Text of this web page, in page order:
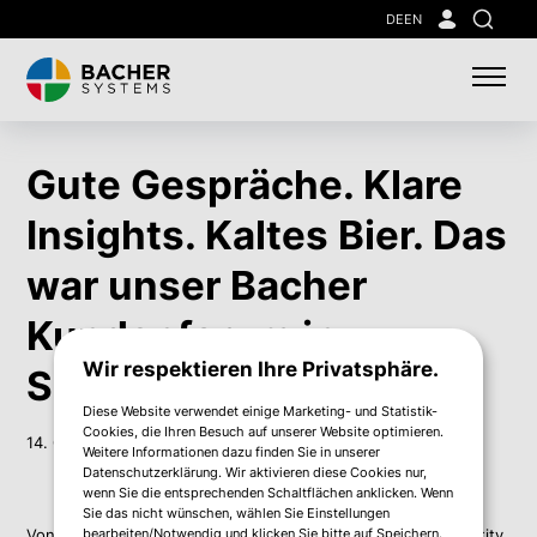
to
main
content
DEEN
Suche
Gute Gespräche. Klare
Insights. Kaltes Bier. Das
war unser Bacher
Kundenforum in
Salzburg.
14. Okt. 2025
Wir respektieren Ihre Privatsphäre.
Diese Website verwendet einige Marketing- und Statistik-
Cookies, die Ihren Besuch auf unserer Website optimieren.
Weitere Informationen dazu finden Sie in unserer
Datenschutzerklärung. Wir aktivieren diese Cookies nur,
wenn Sie die entsprechenden Schaltflächen anklicken. Wenn
Sie das nicht wünschen, wählen Sie Einstellungen
bearbeiten/Notwendig und klicken Sie bitte auf Speichern.